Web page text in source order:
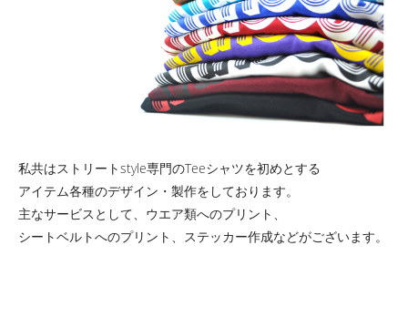
私共はストリートstyle専門のTeeシャツを初めとする
アイテム各種のデザイン・製作をしております。
主なサービスとして、ウエア類へのプリント、
シートベルトへのプリント、ステッカー作成などがございます。